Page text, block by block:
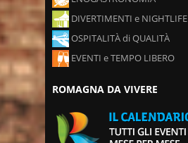
DIVERTIMENTI e NIGHTLIFE
OSPITALITÀ di QUALITÀ
EVENTI e TEMPO LIBERO
ROMAGNA DA VIVERE